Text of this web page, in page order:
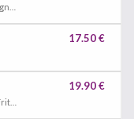
17.50 €
19.90 €